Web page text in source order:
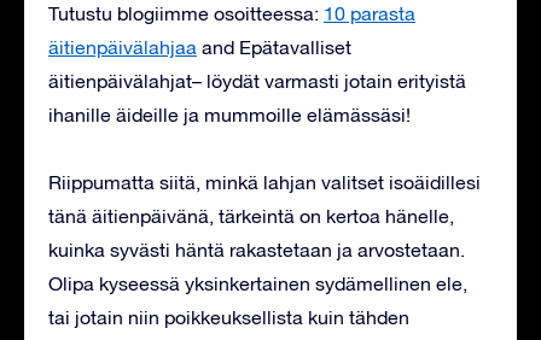
Tutustu blogiimme osoitteessa: 10 parasta
äitienpäivälahjaa and Epätavalliset
äitienpäivälahjat– löydät varmasti jotain erityistä
ihanille äideille ja mummoille elämässäsi!
Riippumatta siitä, minkä lahjan valitset isoäidillesi
tänä äitienpäivänä, tärkeintä on kertoa hänelle,
kuinka syvästi häntä rakastetaan ja arvostetaan.
Olipa kyseessä yksinkertainen sydämellinen ele,
tai jotain niin poikkeuksellista kuin tähden